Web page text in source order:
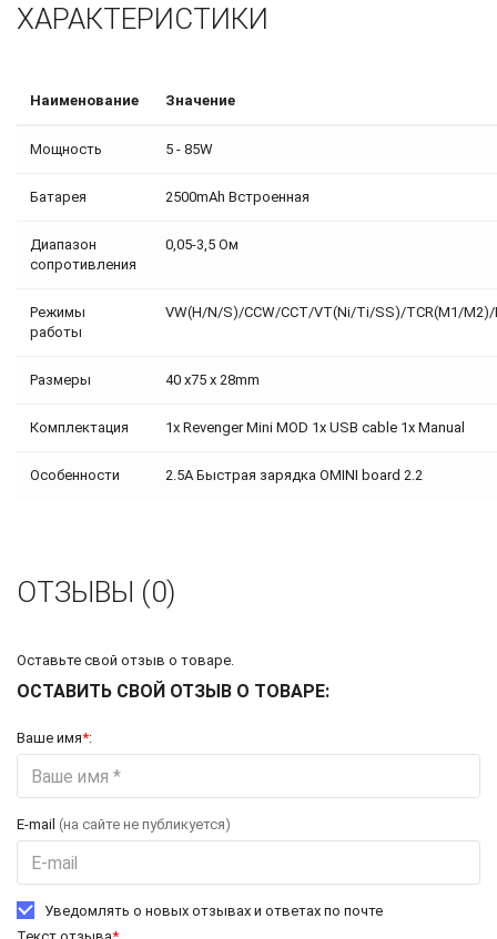
ХАРАКТЕРИСТИКИ
Наименование Значение
Мощность 5 - 85W
Батарея 2500mAh Встроенная
Диапазон
сопротивления
0,05-3,5 Ом
Режимы
работы
VW(H/N/S)/CCW/CCT/VT(Ni/Ti/SS)/TCR(M1/M2)/
Размеры 40 x75 x 28mm
Комплектация 1x Revenger Mini MOD 1x USB cable 1x Manual
Особенности 2.5A Быстрая зарядка OMINI board 2.2
ОТЗЫВЫ (0)
Оставьте свой отзыв о товаре.
ОСТАВИТЬ СВОЙ ОТЗЫВ О ТОВАРЕ:
Ваше имя*:
E-mail (на сайте не публикуется)
Уведомлять о новых отзывах и ответах по почте